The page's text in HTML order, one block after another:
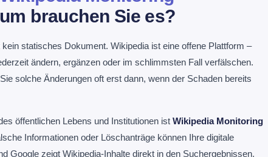
brauchen Sie es?
kein statisches Dokument. Wikipedia ist eine offene Plattform –
ändern, ergänzen oder im schlimmsten Fall verfälschen.
solche Änderungen oft erst dann, wenn der Schaden bereits
öffentlichen Lebens und Institutionen ist Wikipedia Monitoring
Informationen oder Löschanträge können Ihre digitale
Google zeigt Wikipedia-Inhalte direkt in den Suchergebnissen.